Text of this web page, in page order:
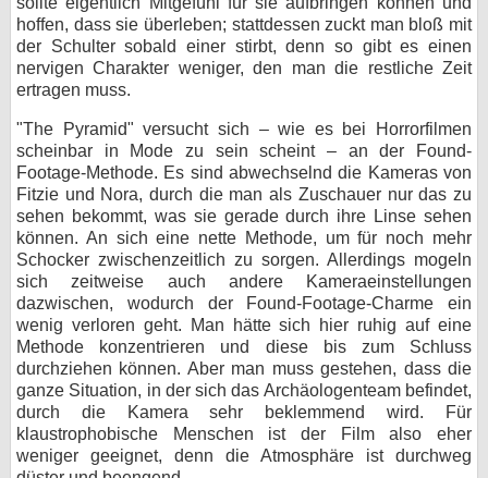
hoffen, dass sie überleben; stattdessen zuckt man bloß mit
der Schulter sobald einer stirbt, denn so gibt es einen
nervigen Charakter weniger, den man die restliche Zeit
ertragen muss.
"The Pyramid" versucht sich – wie es bei Horrorfilmen
scheinbar in Mode zu sein scheint – an der Found-
Footage-Methode. Es sind abwechselnd die Kameras von
Fitzie und Nora, durch die man als Zuschauer nur das zu
sehen bekommt, was sie gerade durch ihre Linse sehen
können. An sich eine nette Methode, um für noch mehr
Schocker zwischenzeitlich zu sorgen. Allerdings mogeln
sich zeitweise auch andere Kameraeinstellungen
dazwischen, wodurch der Found-Footage-Charme ein
wenig verloren geht. Man hätte sich hier ruhig auf eine
Methode konzentrieren und diese bis zum Schluss
durchziehen können. Aber man muss gestehen, dass die
ganze Situation, in der sich das Archäologenteam befindet,
durch die Kamera sehr beklemmend wird. Für
klaustrophobische Menschen ist der Film also eher
weniger geeignet, denn die Atmosphäre ist durchweg